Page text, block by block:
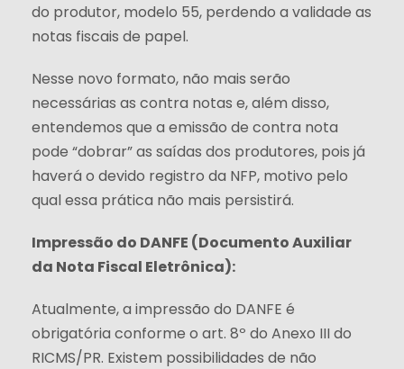
do produtor, modelo 55, perdendo a validade as
notas fiscais de papel.
Nesse novo formato, não mais serão
necessárias as contra notas e, além disso,
entendemos que a emissão de contra nota
pode “dobrar” as saídas dos produtores, pois já
haverá o devido registro da NFP, motivo pelo
qual essa prática não mais persistirá.
Impressão do DANFE (Documento Auxiliar
da Nota Fiscal Eletrônica):
Atualmente, a impressão do DANFE é
obrigatória conforme o art. 8º do Anexo III do
RICMS/PR. Existem possibilidades de não